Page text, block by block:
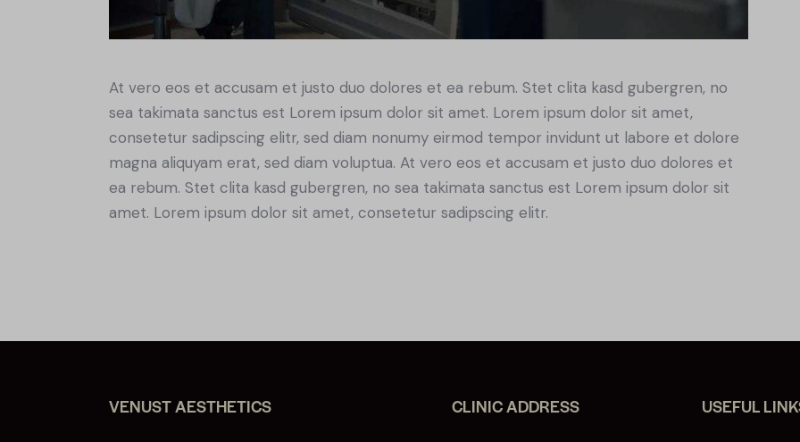
At vero eos et accusam et justo duo dolores et ea rebum. Stet clita kasd gubergren, no
sea takimata sanctus est Lorem ipsum dolor sit amet. Lorem ipsum dolor sit amet,
consetetur sadipscing elitr, sed diam nonumy eirmod tempor invidunt ut labore et dolore
magna aliquyam erat, sed diam voluptua. At vero eos et accusam et justo duo dolores et
ea rebum. Stet clita kasd gubergren, no sea takimata sanctus est Lorem ipsum dolor sit
amet. Lorem ipsum dolor sit amet, consetetur sadipscing elitr.
VENUST AESTHETICS CLINIC ADDRESS USEFUL